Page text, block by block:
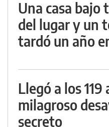
Una casa bajo
del lugar y un
tardó un año
Llegó a los 119
milagroso
secreto